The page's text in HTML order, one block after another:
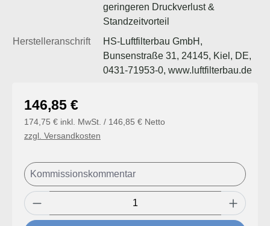
geringeren Druckverlust &
Standzeitvorteil
Herstelleranschrift
HS-Luftfilterbau GmbH,
Bunsenstraße 31, 24145, Kiel, DE,
0431-71953-0, www.luftfilterbau.de
Regulärer Preis:
146,85 €
174,75 € inkl. MwSt. / 146,85 € Netto
zzgl. Versandkosten
Produkt Anzahl: Gib den gewünschten